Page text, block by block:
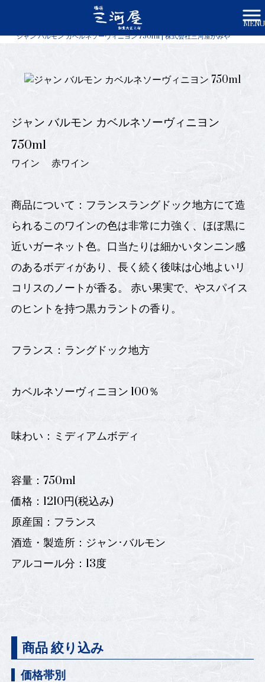
MENU
商品一覧
ジャン バルモン カベルネソーヴィニヨン 750ml | 株式会社三河屋かみや
ジャン バルモン カベルネソーヴィニヨン
750ml
ワイン 赤ワイン
商品について：フランスラングドック地方にて造
られるこのワインの色は非常に力強く、ほぼ黒に
近いガーネット色。口当たりは細かいタンニン感
のあるボディがあり、長く続く後味は心地よいリ
コリスのノートが香る。 赤い果実で、やスパイス
のヒントを持つ黒カラントの香り。
フランス：ラングドック地方
カベルネソーヴィニヨン 100％
味わい：ミディアムボディ
容量：750ml
価格：1210円(税込み)
原産国：フランス
酒造・製造所：ジャン･バルモン
アルコール分：13度
商品 絞り込み
価格帯別